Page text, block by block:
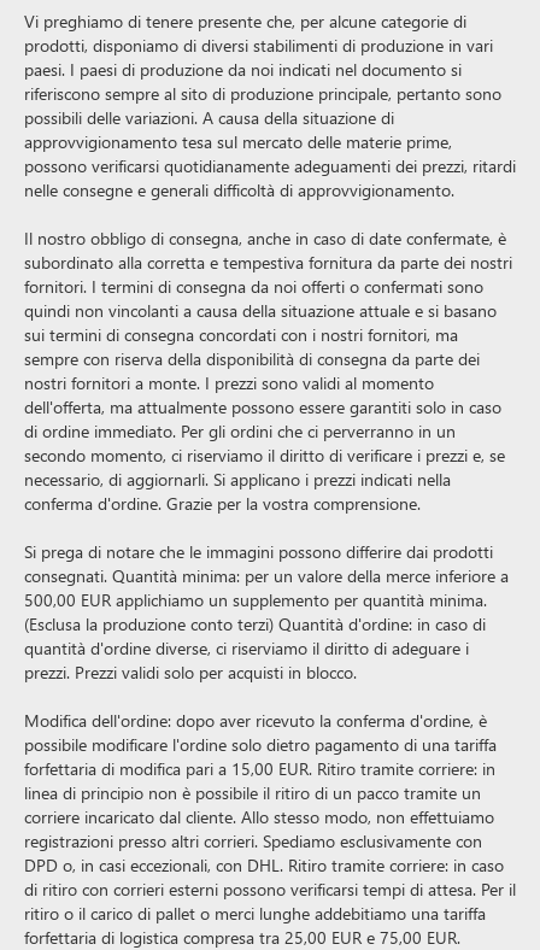
Vi preghiamo di tenere presente che, per alcune categorie di
prodotti, disponiamo di diversi stabilimenti di produzione in vari
paesi. I paesi di produzione da noi indicati nel documento si
riferiscono sempre al sito di produzione principale, pertanto sono
possibili delle variazioni. A causa della situazione di
approvvigionamento tesa sul mercato delle materie prime,
possono verificarsi quotidianamente adeguamenti dei prezzi, ritardi
nelle consegne e generali difficoltà di approvvigionamento.
Il nostro obbligo di consegna, anche in caso di date confermate, è
subordinato alla corretta e tempestiva fornitura da parte dei nostri
fornitori. I termini di consegna da noi offerti o confermati sono
quindi non vincolanti a causa della situazione attuale e si basano
sui termini di consegna concordati con i nostri fornitori, ma
sempre con riserva della disponibilità di consegna da parte dei
nostri fornitori a monte. I prezzi sono validi al momento
dell'offerta, ma attualmente possono essere garantiti solo in caso
di ordine immediato. Per gli ordini che ci perverranno in un
secondo momento, ci riserviamo il diritto di verificare i prezzi e, se
necessario, di aggiornarli. Si applicano i prezzi indicati nella
conferma d'ordine. Grazie per la vostra comprensione.
Si prega di notare che le immagini possono differire dai prodotti
consegnati. Quantità minima: per un valore della merce inferiore a
500,00 EUR applichiamo un supplemento per quantità minima.
(Esclusa la produzione conto terzi) Quantità d'ordine: in caso di
quantità d'ordine diverse, ci riserviamo il diritto di adeguare i
prezzi. Prezzi validi solo per acquisti in blocco.
Modifica dell'ordine: dopo aver ricevuto la conferma d'ordine, è
possibile modificare l'ordine solo dietro pagamento di una tariffa
forfettaria di modifica pari a 15,00 EUR. Ritiro tramite corriere: in
linea di principio non è possibile il ritiro di un pacco tramite un
corriere incaricato dal cliente. Allo stesso modo, non effettuiamo
registrazioni presso altri corrieri. Spediamo esclusivamente con
DPD o, in casi eccezionali, con DHL. Ritiro tramite corriere: in caso
di ritiro con corrieri esterni possono verificarsi tempi di attesa. Per il
ritiro o il carico di pallet o merci lunghe addebitiamo una tariffa
forfettaria di logistica compresa tra 25,00 EUR e 75,00 EUR.